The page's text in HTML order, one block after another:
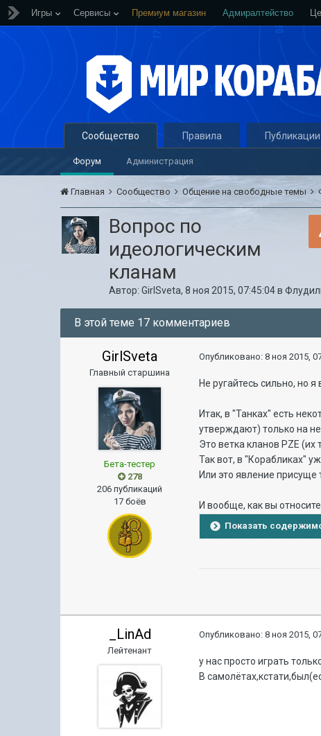
Игры Сервисы Премиум магазин Адмиралтейство
Сообщество
Форум Администрация
Правила Публикации
Главная Сообщество Общение на свободные темы
Вопрос по
идеологическим
кланам
Автор:GirlSveta,8 ноя 2015, 07:45:04в
В этой теме 17 комментариев
GirlSveta
Главный старшина
Бета-тестер
278
206 публикаций
17 боёв
Опубликовано:8 ноя 2015,
Не ругайтесь сильно, но
Итак, в "Танках" есть
утверждают) только на
Это ветка кланов PZE
Так вот, в "Корабликах"
Или это явление присуще
И вообще, как вы
Показать
_LinAd
Лейтенант
Опубликовано:8 ноя 2015,
у нас просто играть
В